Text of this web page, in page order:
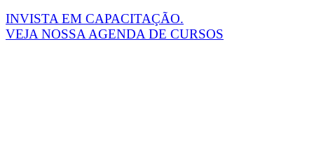
INVISTA EM CAPACITAÇÃO.
VEJA NOSSA AGENDA DE CURSOS